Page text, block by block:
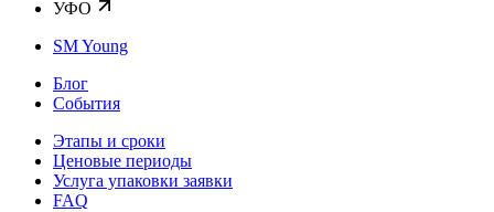
УФО
SM Young
Блог
События
Этапы и сроки
Ценовые периоды
Услуга упаковки заявки
FAQ